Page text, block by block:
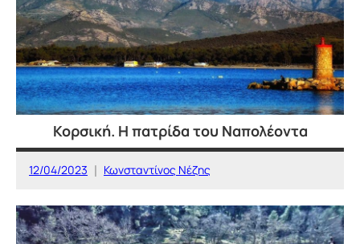
Κορσική. Η πατρίδα του Ναπολέοντα
12/04/2023 Κωνσταντίνος Νέζης
ΕΥΡΩΠΗ